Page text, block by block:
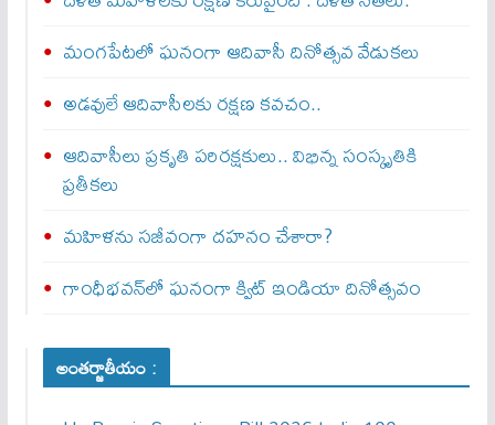
మంగపేటలో ఘనంగా ఆదివాసీ దినోత్సవ వేడుకలు
అడవులే ఆదివాసీలకు రక్షణ కవచం..
ఆదివాసీలు ప్రకృతి పరిరక్షకులు.. విభిన్న సంస్కృతికి
ప్రతీకలు
మహిళను సజీవంగా దహనం చేశారా?
గాంధీభవన్‌లో ఘనంగా క్విట్‌ ఇండియా దినోత్సవం
అంతర్జాతీయం :